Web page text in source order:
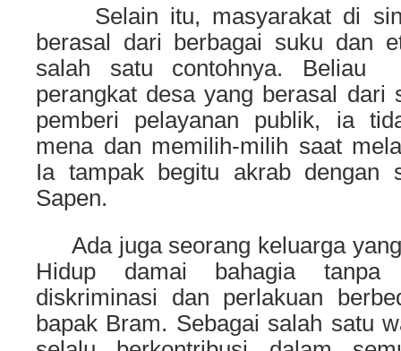
Selain itu, masyarakat di sini
berasal dari berbagai suku dan
salah satu contohnya. Beliau
perangkat desa yang berasal dari
pemberi pelayanan publik, ia
mena dan memilih-milih saat
Ia tampak begitu akrab dengan
Sapen.
Ada juga seorang keluarga
Hidup damai bahagia tanpa
diskriminasi dan perlakuan
bapak Bram. Sebagai salah satu